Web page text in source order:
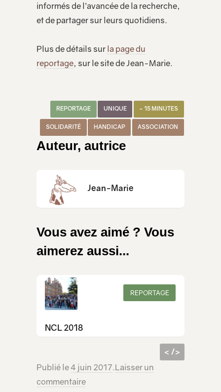
informés de l’avancée de la recherche,
et de partager sur leurs quotidiens.
Plus de détails sur la page du
reportage, sur le site de Jean-Marie.
~ 15 MINUTES
UNIQUE
REPORTAGE
ASSOCIATION
HANDICAP
SOLIDARITÉ
Auteur, autrice
Jean-Marie
Vous avez aimé ? Vous
aimerez aussi...
REPORTAGE
NCL 2018
< />
Publié le4 juin 2017.Laisser un
commentaire